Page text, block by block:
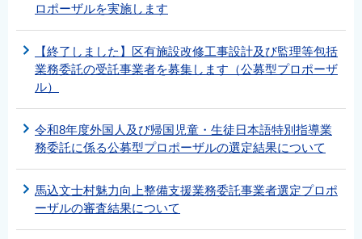
ロポーザルを実施します
【終了しました】区有施設改修工事設計及び監理等包括
業務委託の受託事業者を募集します（公募型プロポーザ
ル）
令和8年度外国人及び帰国児童・生徒日本語特別指導業
務委託に係る公募型プロポーザルの選定結果について
馬込文士村魅力向上整備支援業務委託事業者選定プロポ
ーザルの審査結果について